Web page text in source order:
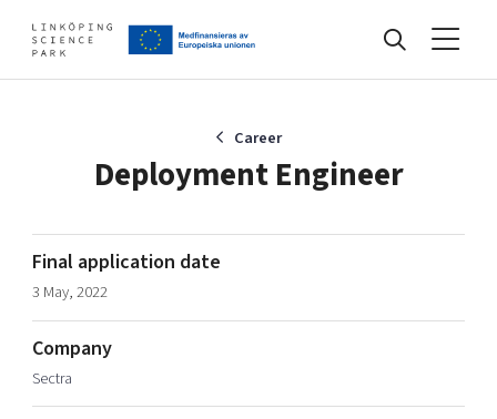
Artificial intelligence
Cybersecurity
Internet of Things
Develop your company
Upgrade your skills & master new ones
About
Career
Deployment Engineer
Final application date
3 May, 2022
Company
Sectra